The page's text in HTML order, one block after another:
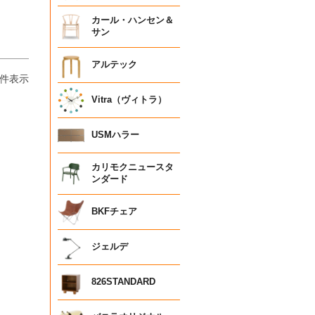
件表示
カール・ハンセン＆
サン
アルテック
Vitra（ヴィトラ）
USMハラー
カリモクニュースタ
ンダード
BKFチェア
ジェルデ
826STANDARD